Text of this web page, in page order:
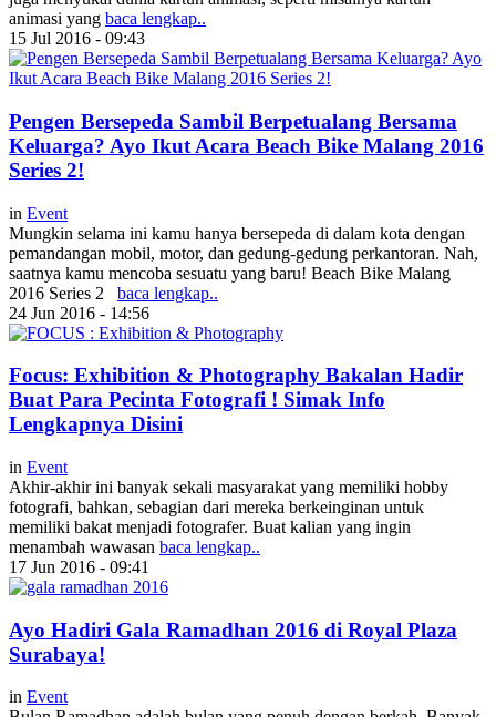
animasi yang baca lengkap..
15 Jul 2016 - 09:43
Pengen Bersepeda Sambil Berpetualang Bersama
Keluarga? Ayo Ikut Acara Beach Bike Malang 2016
Series 2!
in Event
Mungkin selama ini kamu hanya bersepeda di dalam kota dengan
pemandangan mobil, motor, dan gedung-gedung perkantoran. Nah,
saatnya kamu mencoba sesuatu yang baru! Beach Bike Malang
2016 Series 2 baca lengkap..
24 Jun 2016 - 14:56
Focus: Exhibition & Photography Bakalan Hadir
Buat Para Pecinta Fotografi ! Simak Info
Lengkapnya Disini
in Event
Akhir-akhir ini banyak sekali masyarakat yang memiliki hobby
fotografi, bahkan, sebagian dari mereka berkeinginan untuk
memiliki bakat menjadi fotografer. Buat kalian yang ingin
menambah wawasan baca lengkap..
17 Jun 2016 - 09:41
Ayo Hadiri Gala Ramadhan 2016 di Royal Plaza
Surabaya!
in Event